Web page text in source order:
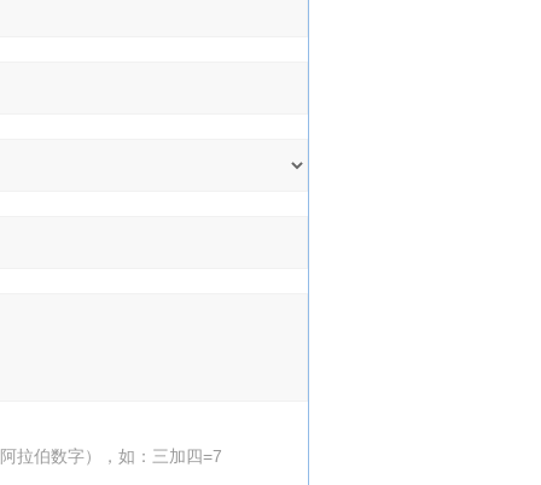
拉伯数字），如：三加四=7